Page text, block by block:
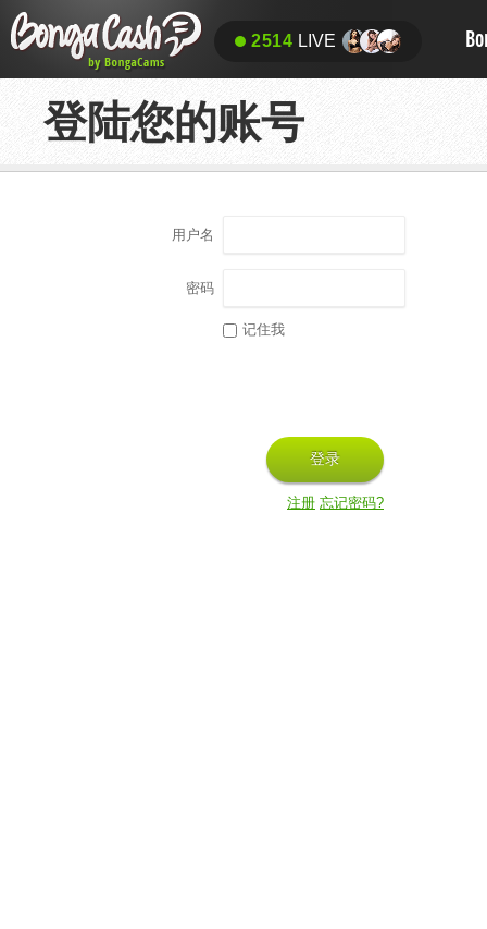
2514 LIVE
登陆您的账号
用户名
密码
记住我
登录
注册 忘记密码?